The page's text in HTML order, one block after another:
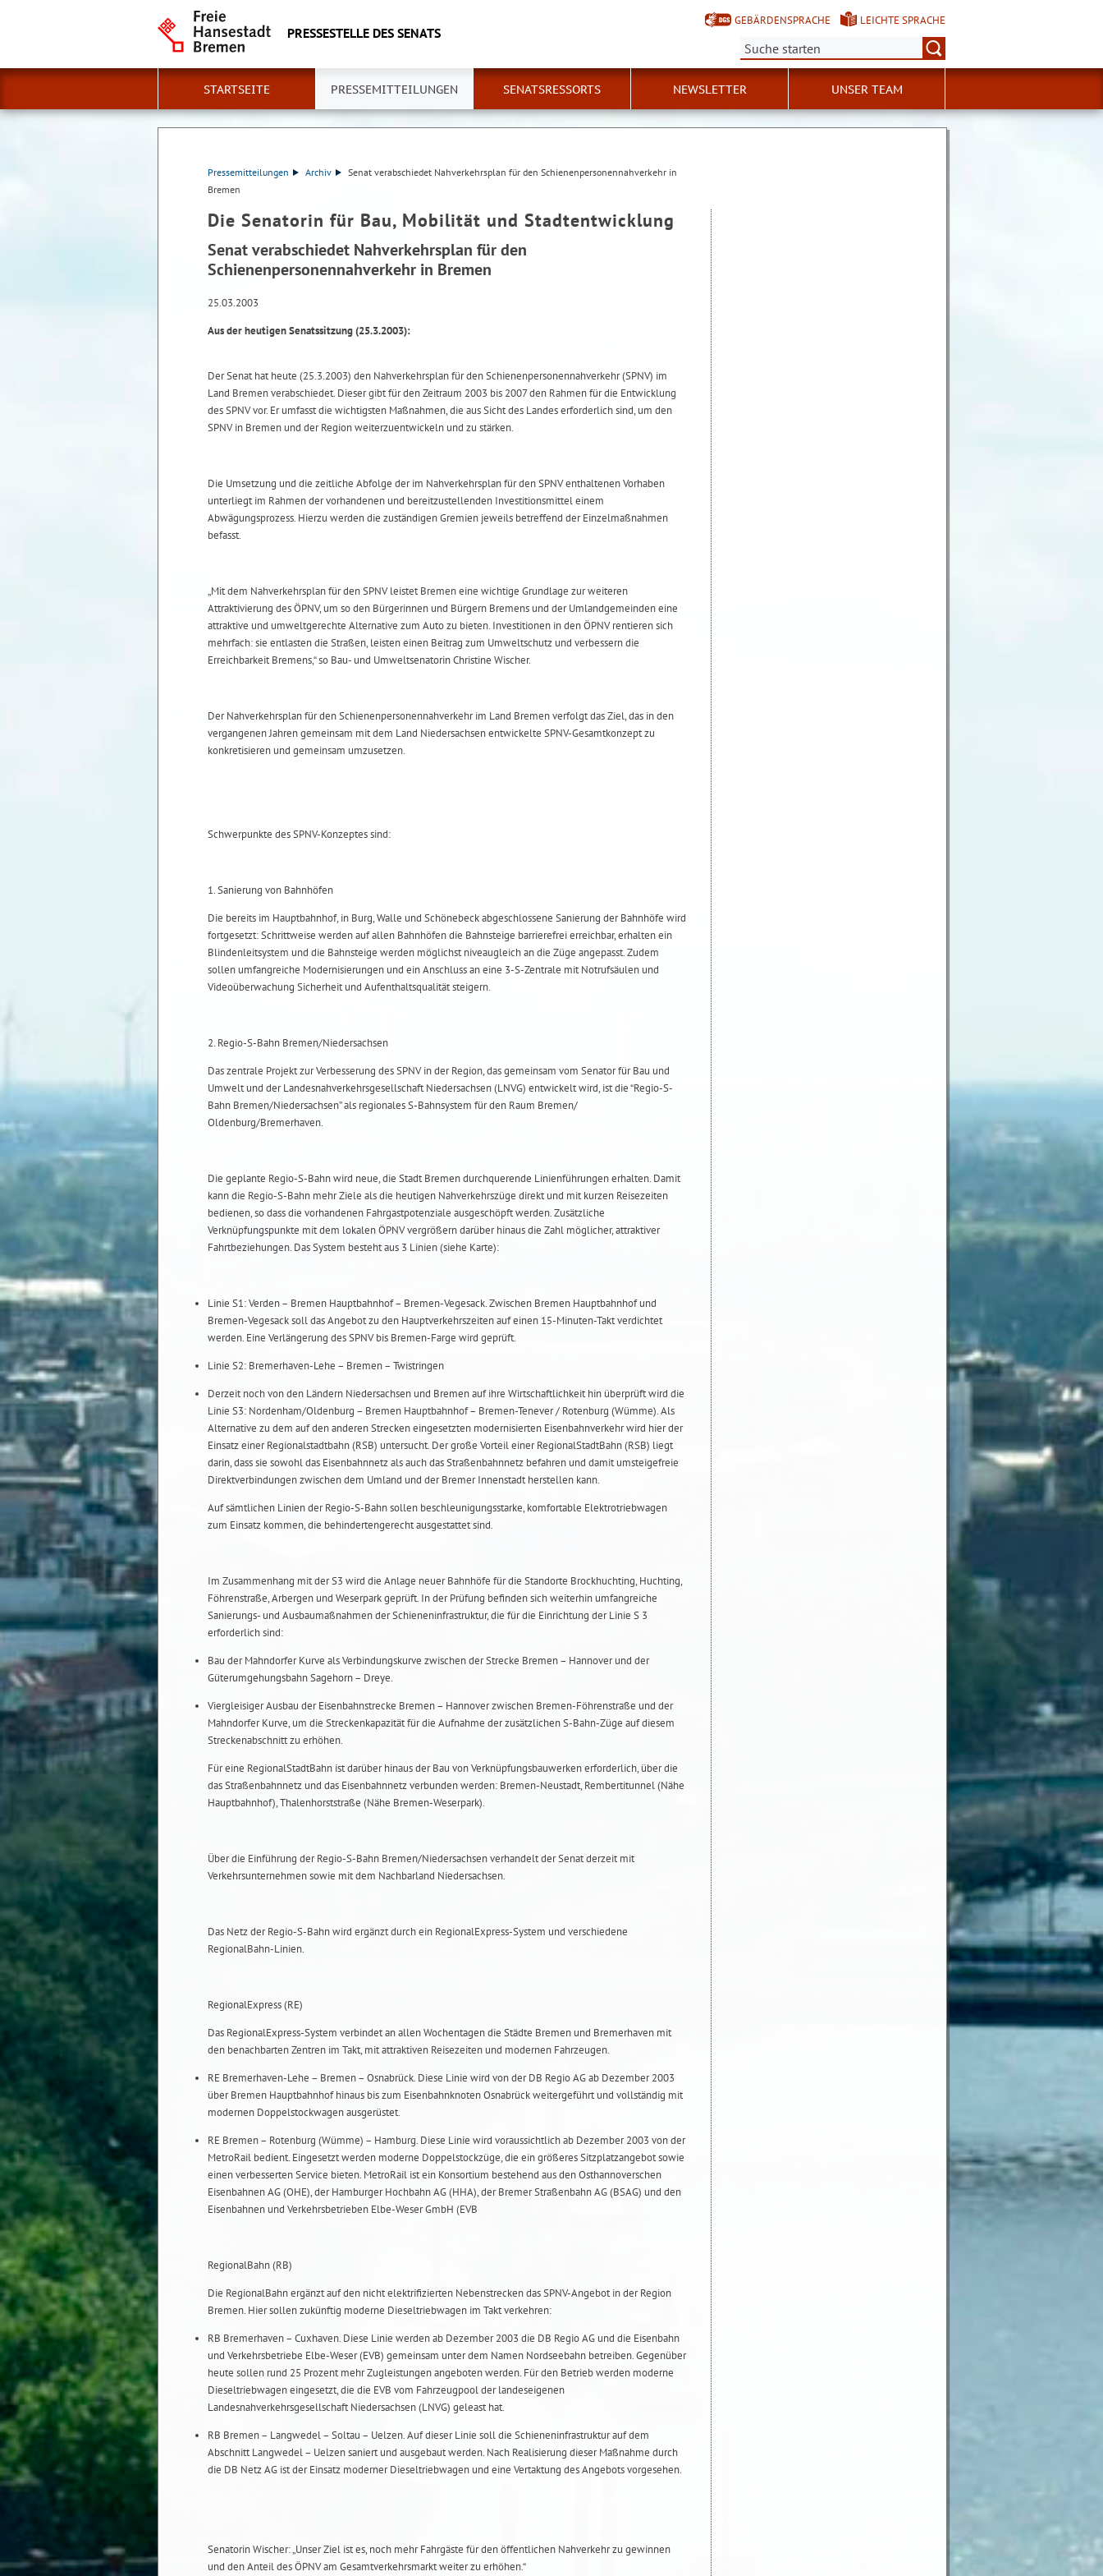
PRESSESTELLE DES SENATS
GEBÄRDENSPRACHE
LEICHTE SPRACHE
Suche:
STARTSEITE PRESSEMITTEILUNGEN SENATSRESSORTS NEWSLETTER UNSER TEAM
Pressemitteilungen Archiv
Senat verabschiedet Nahverkehrsplan für den Schienenpersonennahverkehr in
Bremen
Die Senatorin für Bau, Mobilität und Stadtentwicklung
Senat verabschiedet Nahverkehrsplan für den
Schienenpersonennahverkehr in Bremen
25.03.2003
Aus der heutigen Senatssitzung (25.3.2003):
Der Senat hat heute (25.3.2003) den Nahverkehrsplan für den Schienenpersonennahverkehr (SPNV) im
Land Bremen verabschiedet. Dieser gibt für den Zeitraum 2003 bis 2007 den Rahmen für die Entwicklung
des SPNV vor. Er umfasst die wichtigsten Maßnahmen, die aus Sicht des Landes erforderlich sind, um den
SPNV in Bremen und der Region weiterzuentwickeln und zu stärken.
Die Umsetzung und die zeitliche Abfolge der im Nahverkehrsplan für den SPNV enthaltenen Vorhaben
unterliegt im Rahmen der vorhandenen und bereitzustellenden Investitionsmittel einem
Abwägungsprozess. Hierzu werden die zuständigen Gremien jeweils betreffend der Einzelmaßnahmen
befasst.
„Mit dem Nahverkehrsplan für den SPNV leistet Bremen eine wichtige Grundlage zur weiteren
Attraktivierung des ÖPNV, um so den Bürgerinnen und Bürgern Bremens und der Umlandgemeinden eine
attraktive und umweltgerechte Alternative zum Auto zu bieten. Investitionen in den ÖPNV rentieren sich
mehrfach: sie entlasten die Straßen, leisten einen Beitrag zum Umweltschutz und verbessern die
Erreichbarkeit Bremens,“ so Bau- und Umweltsenatorin Christine Wischer.
Der Nahverkehrsplan für den Schienenpersonennahverkehr im Land Bremen verfolgt das Ziel, das in den
vergangenen Jahren gemeinsam mit dem Land Niedersachsen entwickelte SPNV-Gesamtkonzept zu
konkretisieren und gemeinsam umzusetzen.
Schwerpunkte des SPNV-Konzeptes sind:
1. Sanierung von Bahnhöfen
Die bereits im Hauptbahnhof, in Burg, Walle und Schönebeck abgeschlossene Sanierung der Bahnhöfe wird
fortgesetzt: Schrittweise werden auf allen Bahnhöfen die Bahnsteige barrierefrei erreichbar, erhalten ein
Blindenleitsystem und die Bahnsteige werden möglichst niveaugleich an die Züge angepasst. Zudem
sollen umfangreiche Modernisierungen und ein Anschluss an eine 3-S-Zentrale mit Notrufsäulen und
Videoüberwachung Sicherheit und Aufenthaltsqualität steigern.
2. Regio-S-Bahn Bremen/Niedersachsen
Das zentrale Projekt zur Verbesserung des SPNV in der Region, das gemeinsam vom Senator für Bau und
Umwelt und der Landesnahverkehrsgesellschaft Niedersachsen (LNVG) entwickelt wird, ist die “Regio-S-
Bahn Bremen/Niedersachsen” als regionales S-Bahnsystem für den Raum Bremen/
Oldenburg/Bremerhaven.
Die geplante Regio-S-Bahn wird neue, die Stadt Bremen durchquerende Linienführungen erhalten. Damit
kann die Regio-S-Bahn mehr Ziele als die heutigen Nahverkehrszüge direkt und mit kurzen Reisezeiten
bedienen, so dass die vorhandenen Fahrgastpotenziale ausgeschöpft werden. Zusätzliche
Verknüpfungspunkte mit dem lokalen ÖPNV vergrößern darüber hinaus die Zahl möglicher, attraktiver
Fahrtbeziehungen. Das System besteht aus 3 Linien (siehe Karte):
Linie S1: Verden – Bremen Hauptbahnhof – Bremen-Vegesack. Zwischen Bremen Hauptbahnhof und
Bremen-Vegesack soll das Angebot zu den Hauptverkehrszeiten auf einen 15-Minuten-Takt verdichtet
werden. Eine Verlängerung des SPNV bis Bremen-Farge wird geprüft.
Linie S2: Bremerhaven-Lehe – Bremen – Twistringen
Derzeit noch von den Ländern Niedersachsen und Bremen auf ihre Wirtschaftlichkeit hin überprüft wird die
Linie S3: Nordenham/Oldenburg – Bremen Hauptbahnhof – Bremen-Tenever / Rotenburg (Wümme). Als
Alternative zu dem auf den anderen Strecken eingesetzten modernisierten Eisenbahnverkehr wird hier der
Einsatz einer Regionalstadtbahn (RSB) untersucht. Der große Vorteil einer RegionalStadtBahn (RSB) liegt
darin, dass sie sowohl das Eisenbahnnetz als auch das Straßenbahnnetz befahren und damit umsteigefreie
Direktverbindungen zwischen dem Umland und der Bremer Innenstadt herstellen kann.
Auf sämtlichen Linien der Regio-S-Bahn sollen beschleunigungsstarke, komfortable Elektrotriebwagen
zum Einsatz kommen, die behindertengerecht ausgestattet sind.
Im Zusammenhang mit der S3 wird die Anlage neuer Bahnhöfe für die Standorte Brockhuchting, Huchting,
Föhrenstraße, Arbergen und Weserpark geprüft. In der Prüfung befinden sich weiterhin umfangreiche
Sanierungs- und Ausbaumaßnahmen der Schieneninfrastruktur, die für die Einrichtung der Linie S 3
erforderlich sind:
Bau der Mahndorfer Kurve als Verbindungskurve zwischen der Strecke Bremen – Hannover und der
Güterumgehungsbahn Sagehorn – Dreye.
Viergleisiger Ausbau der Eisenbahnstrecke Bremen – Hannover zwischen Bremen-Föhrenstraße und der
Mahndorfer Kurve, um die Streckenkapazität für die Aufnahme der zusätzlichen S-Bahn-Züge auf diesem
Streckenabschnitt zu erhöhen.
Für eine RegionalStadtBahn ist darüber hinaus der Bau von Verknüpfungsbauwerken erforderlich, über die
das Straßenbahnnetz und das Eisenbahnnetz verbunden werden: Bremen-Neustadt, Rembertitunnel (Nähe
Hauptbahnhof), Thalenhorststraße (Nähe Bremen-Weserpark).
Über die Einführung der Regio-S-Bahn Bremen/Niedersachsen verhandelt der Senat derzeit mit
Verkehrsunternehmen sowie mit dem Nachbarland Niedersachsen.
Das Netz der Regio-S-Bahn wird ergänzt durch ein RegionalExpress-System und verschiedene
RegionalBahn-Linien.
RegionalExpress (RE)
Das RegionalExpress-System verbindet an allen Wochentagen die Städte Bremen und Bremerhaven mit
den benachbarten Zentren im Takt, mit attraktiven Reisezeiten und modernen Fahrzeugen.
RE Bremerhaven-Lehe – Bremen – Osnabrück. Diese Linie wird von der DB Regio AG ab Dezember 2003
über Bremen Hauptbahnhof hinaus bis zum Eisenbahnknoten Osnabrück weitergeführt und vollständig mit
modernen Doppelstockwagen ausgerüstet.
RE Bremen – Rotenburg (Wümme) – Hamburg. Diese Linie wird voraussichtlich ab Dezember 2003 von der
MetroRail bedient. Eingesetzt werden moderne Doppelstockzüge, die ein größeres Sitzplatzangebot sowie
einen verbesserten Service bieten. MetroRail ist ein Konsortium bestehend aus den Osthannoverschen
Eisenbahnen AG (OHE), der Hamburger Hochbahn AG (HHA), der Bremer Straßenbahn AG (BSAG) und den
Eisenbahnen und Verkehrsbetrieben Elbe-Weser GmbH (EVB
RegionalBahn (RB)
Die RegionalBahn ergänzt auf den nicht elektrifizierten Nebenstrecken das SPNV-Angebot in der Region
Bremen. Hier sollen zukünftig moderne Dieseltriebwagen im Takt verkehren:
RB Bremerhaven – Cuxhaven. Diese Linie werden ab Dezember 2003 die DB Regio AG und die Eisenbahn
und Verkehrsbetriebe Elbe-Weser (EVB) gemeinsam unter dem Namen Nordseebahn betreiben. Gegenüber
heute sollen rund 25 Prozent mehr Zugleistungen angeboten werden. Für den Betrieb werden moderne
Dieseltriebwagen eingesetzt, die die EVB vom Fahrzeugpool der landeseigenen
Landesnahverkehrsgesellschaft Niedersachsen (LNVG) geleast hat.
RB Bremen – Langwedel – Soltau – Uelzen. Auf dieser Linie soll die Schieneninfrastruktur auf dem
Abschnitt Langwedel – Uelzen saniert und ausgebaut werden. Nach Realisierung dieser Maßnahme durch
die DB Netz AG ist der Einsatz moderner Dieseltriebwagen und eine Vertaktung des Angebots vorgesehen.
Senatorin Wischer: „Unser Ziel ist es, noch mehr Fahrgäste für den öffentlichen Nahverkehr zu gewinnen
und den Anteil des ÖPNV am Gesamtverkehrsmarkt weiter zu erhöhen.“